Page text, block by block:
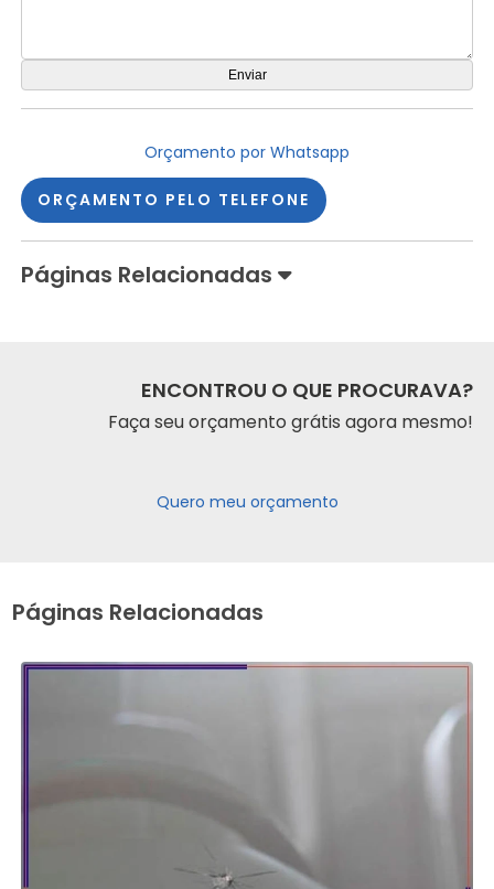
Orçamento por Whatsapp
ORÇAMENTO PELO TELEFONE
Páginas Relacionadas
ENCONTROU O QUE PROCURAVA?
Faça seu orçamento grátis agora mesmo!
Quero meu orçamento
Páginas Relacionadas